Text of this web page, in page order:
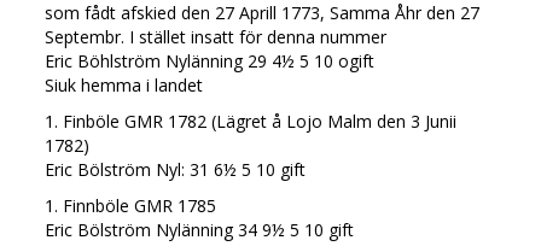
som fådt afskied den 27 Aprill 1773, Samma Åhr den 27
Septembr. I stället insatt för denna nummer
Eric Böhlström Nylänning 29 4½ 5 10 ogift
Siuk hemma i landet
1. Finböle GMR 1782 (Lägret å Lojo Malm den 3 Junii
1782)
Eric Bölström Nyl: 31 6½ 5 10 gift
1. Finnböle GMR 1785
Eric Bölström Nylänning 34 9½ 5 10 gift